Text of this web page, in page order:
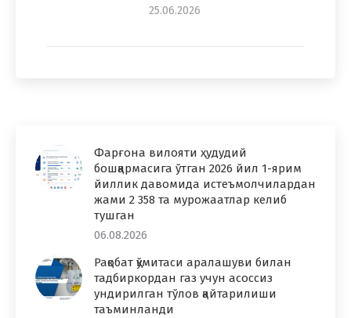
25.06.2026
Фарғона вилояти ҳудудий
бошқармасига ўтган 2026 йил 1-ярим
йиллик давомида истеъмолчилардан
жами 2 358 та мурожаатлар келиб
тушган
06.08.2026
Рақобат қўмитаси аралашуви билан
тадбиркордан газ учун асоссиз
ундирилган тўлов қайтарилиши
таъминланди